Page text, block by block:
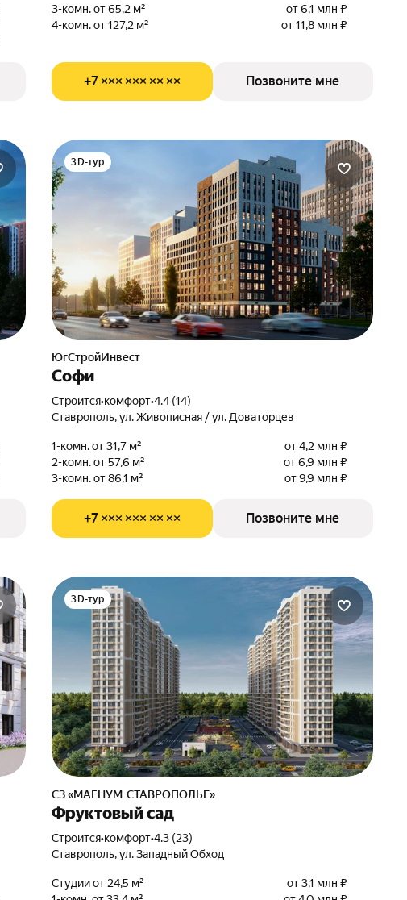
3-комн. от 65,2 м²
от 6,1 млн ₽
4-комн. от 127,2 м²
от 11,8 млн ₽
+7 ××× ××× ×× ×× Позвоните мне
3D-тур
ЮгСтройИнвест
Софи
Строится•комфорт•4.4 (14)
Ставрополь, ул. Живописная / ул. Доваторцев
1-комн. от 31,7 м²
от 4,2 млн ₽
2-комн. от 57,6 м²
от 6,9 млн ₽
3-комн. от 86,1 м²
от 9,9 млн ₽
+7 ××× ××× ×× ×× Позвоните мне
3D-тур
СЗ «МАГНУМ-СТАВРОПОЛЬЕ»
Фруктовый сад
Строится•комфорт•4.3 (23)
Ставрополь, ул. Западный Обход
Студии от 24,5 м²
от 3,1 млн ₽